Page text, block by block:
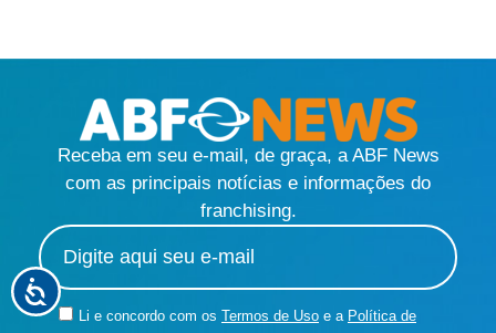
Receba em seu e-mail, de graça, a ABF News
com as principais notícias e informações do
franchising.
Li e concordo com os Termos de Uso e a Política de